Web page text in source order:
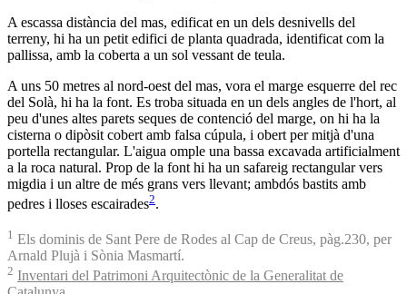
A escassa distància del mas, edificat en un dels desnivells del
terreny, hi ha un petit edifici de planta quadrada, identificat com la
pallissa, amb la coberta a un sol vessant de teula.
A uns 50 metres al nord-oest del mas, vora el marge esquerre del rec
del Solà, hi ha la font. Es troba situada en un dels angles de l'hort, al
peu d'unes altes parets seques de contenció del marge, on hi ha la
cisterna o dipòsit cobert amb falsa cúpula, i obert per mitjà d'una
portella rectangular. L'aigua omple una bassa excavada artificialment
a la roca natural. Prop de la font hi ha un safareig rectangular vers
migdia i un altre de més grans vers llevant; ambdós bastits amb
pedres i lloses escairades2.
1 Els dominis de Sant Pere de Rodes al Cap de Creus, pàg.230, per
Arnald Plujà i Sònia Masmartí.
2 Inventari del Patrimoni Arquitectònic de la Generalitat de